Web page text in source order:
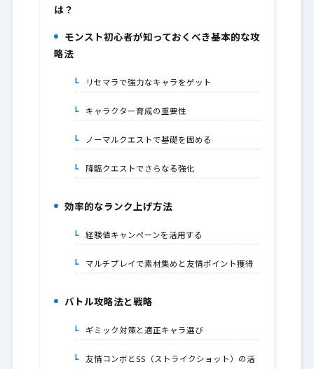
は？
モンスト初心者が知っておくべき基本的な攻
略法
2-1.リセマラで強力なキャラをゲット
2-2.キャラクター育成の重要性
2-3.ノーマルクエストで基礎を固める
2-4.降臨クエストでさらなる強化
3.効率的なランク上げ方法
3-1.経験値キャンペーンを活用する
3-2.マルチプレイで素材集めと友情ポイント獲得
4.バトル攻略法と戦略
4-1.ギミック対策と適正キャラ選び
4-2.友情コンボとSS（ストライクショット）の活